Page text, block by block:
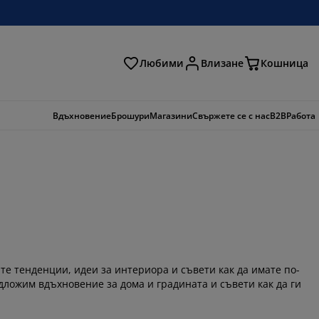
Любими Влизане Кошница
ВдъхновениеБрошуриМагазиниСвържете се с насB2BРабота
тенденции, идеи за интериора и съвети как да имате по-
вдъхновение за дома и градината и съвети как да ги